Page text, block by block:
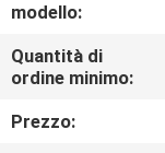
VISITA
DELLA
FABBRICA
modello:
Quantità di
ordine minimo:
Prezzo: